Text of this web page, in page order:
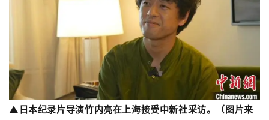
▲日本纪录片导演竹内亮在上海接受中新社采访。（图片来